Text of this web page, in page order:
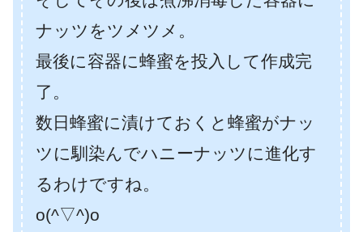
ナッツをツメツメ。
最後に容器に蜂蜜を投入して作成完
了。
数日蜂蜜に漬けておくと蜂蜜がナッ
ツに馴染んでハニーナッツに進化す
るわけですね。
o(^▽^)o